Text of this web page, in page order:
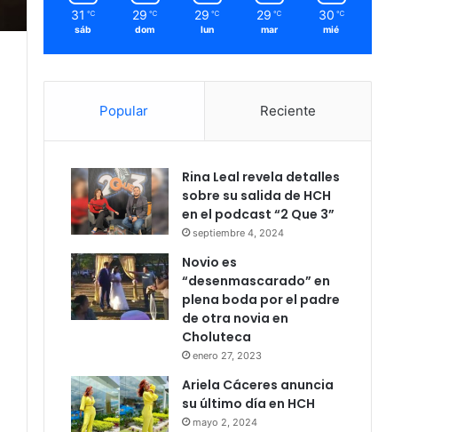
31 ℃
sáb
29 ℃
dom
29 ℃
lun
29 ℃
mar
30 ℃
mié
Popular Reciente
Rina Leal revela detalles
sobre su salida de HCH
en el podcast “2 Que 3”
septiembre 4, 2024
Novio es
“desenmascarado” en
plena boda por el padre
de otra novia en
Choluteca
enero 27, 2023
Ariela Cáceres anuncia
su último día en HCH
mayo 2, 2024